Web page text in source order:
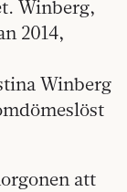
Winberg,
2014,
Winberg
att